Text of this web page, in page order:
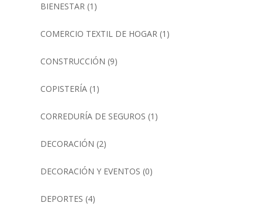
BIENESTAR(1)
COMERCIO TEXTIL DE HOGAR(1)
CONSTRUCCIÓN (9)
COPISTERÍA(1)
CORREDURÍA DE SEGUROS (1)
DECORACIÓN (2)
DECORACIÓN Y EVENTOS (0)
DEPORTES (4)